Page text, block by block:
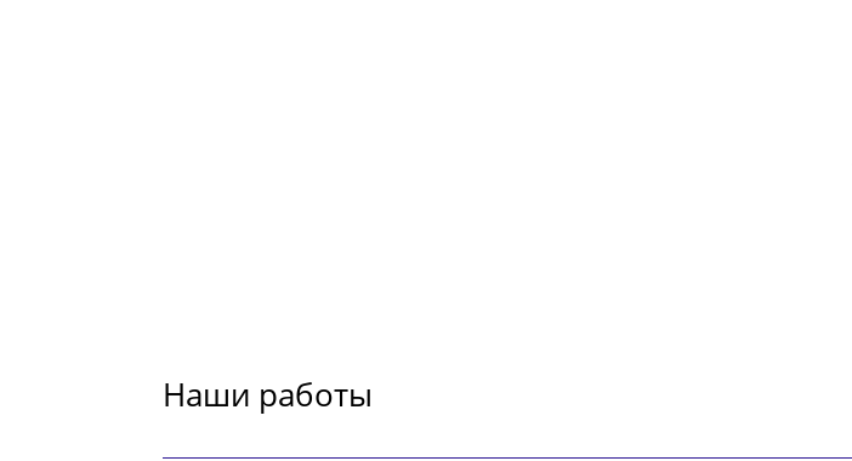
Наши работы